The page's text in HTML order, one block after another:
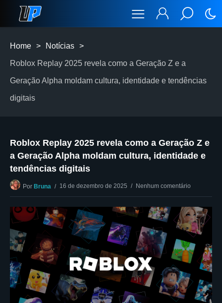
Home > Notícias >
Roblox Replay 2025 revela como a Geração Z e a
Geração Alpha moldam cultura, identidade e tendências
digitais
Roblox Replay 2025 revela como a Geração Z e
a Geração Alpha moldam cultura, identidade e
tendências digitais
Por Bruna 16 de dezembro de 2025 Nenhum comentário